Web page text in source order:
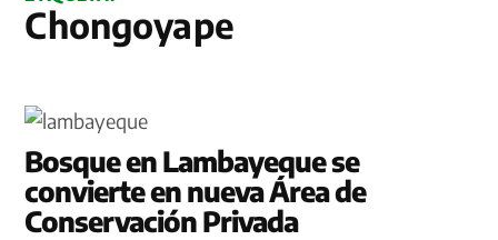
Chongoyape
Bosque en Lambayeque se
convierte en nueva Área de
Conservación Privada